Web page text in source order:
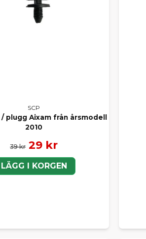
SCP
plugg Aixam från årsmodell
2010
39 kr 29 kr
LÄGG I KORGEN